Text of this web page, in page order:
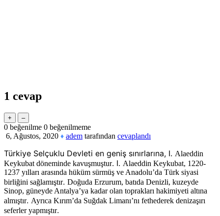
1 cevap
0 beğenilme 0 beğenilmeme
6, Ağustos, 2020 ♦ adem tarafından cevaplandı
Türkiye Selçuklu Devleti en geniş sınırlarına, I. Alaeddin
Keykubat döneminde kavuşmuştur. I. Alaeddin Keykubat, 1220-
1237 yılları arasında hüküm sürmüş ve Anadolu’da Türk siyasi
birliğini sağlamıştır. Doğuda Erzurum, batıda Denizli, kuzeyde
Sinop, güneyde Antalya’ya kadar olan toprakları hakimiyeti altına
almıştır. Ayrıca Kırım’da Suğdak Limanı’nı fethederek denizaşırı
seferler yapmıştır.